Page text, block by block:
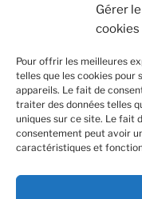
Gérer
cookies
Pour offrir les meilleures
telles que les cookies
appareils. Le fait de
traiter des données telles
uniques sur ce site. Le fait
consentement peut avoir
caractéristiques et
Volcan